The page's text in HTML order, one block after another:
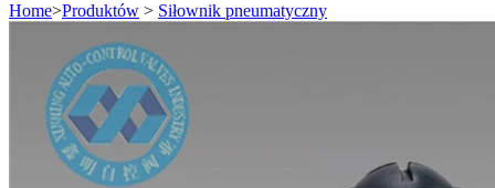
Home>Produktów > Siłownik pneumatyczny